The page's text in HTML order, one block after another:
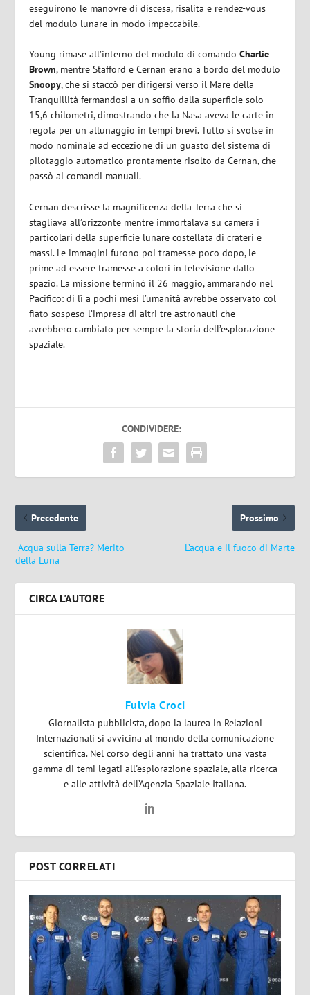
eseguirono le manovre di discesa, risalita e rendez-vous
del modulo lunare in modo impeccabile.
Young rimase all’interno del modulo di comandoCharlie
Brown, mentre Stafford e Cernan erano a bordo del modulo
Snoopy, che si staccò per dirigersi verso il Mare della
Tranquillità fermandosi a un soffio dalla superficie solo
15,6 chilometri, dimostrando che la Nasa aveva le carte in
regola per un allunaggio in tempi brevi. Tutto si svolse in
modo nominale ad eccezione di un guasto del sistema di
pilotaggio automatico prontamente risolto da Cernan, che
passò ai comandi manuali.
Cernan descrisse la magnificenza della Terra che si
stagliava all’orizzonte mentre immortalava su camera i
particolari della superficie lunare costellata di crateri e
massi. Le immagini furono poi tramesse poco dopo, le
prime ad essere tramesse a colori in televisione dallo
spazio. La missione terminò il 26 maggio, ammarando nel
Pacifico: di lì a pochi mesi l’umanità avrebbe osservato col
fiato sospeso l’impresa di altri tre astronauti che
avrebbero cambiato per sempre la storia dell’esplorazione
spaziale.
CONDIVIDERE:
Precedente
Acqua sulla Terra? Merito
della Luna
Prossimo
L’acqua e il fuoco di Marte
CIRCA L'AUTORE
Fulvia Croci
Giornalista pubblicista, dopo la laurea in Relazioni
Internazionali si avvicina al mondo della comunicazione
scientifica. Nel corso degli anni ha trattato una vasta
gamma di temi legati all'esplorazione spaziale, alla ricerca
e alle attività dell’Agenzia Spaziale Italiana.
POST CORRELATI